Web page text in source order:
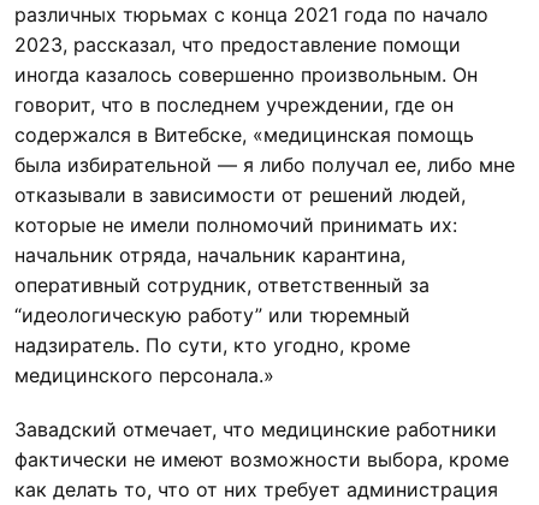
различных тюрьмах с конца 2021 года по начало
2023, рассказал, что предоставление помощи
иногда казалось совершенно произвольным. Он
говорит, что в последнем учреждении, где он
содержался в Витебске, «медицинская помощь
была избирательной — я либо получал ее, либо мне
отказывали в зависимости от решений людей,
которые не имели полномочий принимать их:
начальник отряда, начальник карантина,
оперативный сотрудник, ответственный за
“идеологическую работу” или тюремный
надзиратель. По сути, кто угодно, кроме
медицинского персонала.»
Завадский отмечает, что медицинские работники
фактически не имеют возможности выбора, кроме
как делать то, что от них требует администрация